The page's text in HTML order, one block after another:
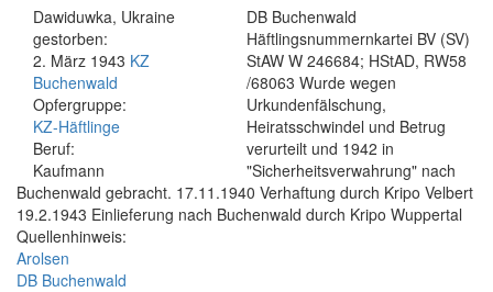
Dawiduwka, Ukraine
gestorben:
2. März 1943 KZ
Buchenwald
Opfergruppe:
KZ-Häftlinge
Beruf:
Kaufmann
DB Buchenwald
Häftlingsnummernkartei BV (SV)
StAW W 246684; HStAD, RW58
/68063 Wurde wegen
Urkundenfälschung,
Heiratsschwindel und Betrug
verurteilt und 1942 in
"Sicherheitsverwahrung" nach
Buchenwald gebracht. 17.11.1940 Verhaftung durch Kripo Velbert
19.2.1943 Einlieferung nach Buchenwald durch Kripo Wuppertal
Quellenhinweis:
Arolsen
DB Buchenwald